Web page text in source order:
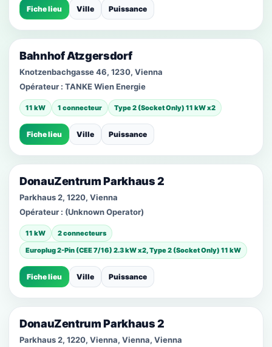
Fiche lieu Ville Puissance
Bahnhof Atzgersdorf
Knotzenbachgasse 46, 1230, Vienna
Opérateur : TANKE Wien Energie
11 kW 1 connecteur Type 2 (Socket Only) 11 kW x2
Fiche lieu Ville Puissance
DonauZentrum Parkhaus 2
Parkhaus 2, 1220, Vienna
Opérateur : (Unknown Operator)
11 kW
2 connecteurs
Europlug 2-Pin (CEE 7/16) 2.3 kW x2, Type 2 (Socket Only) 11 kW
Fiche lieu Ville Puissance
DonauZentrum Parkhaus 2
Parkhaus 2, 1220, Vienna, Vienna, Vienna